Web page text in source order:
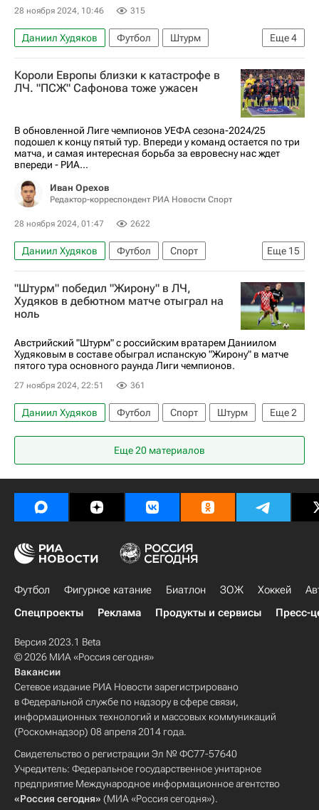
28 ноября 2024, 10:46 315
Еще4
Даниил Худяков Футбол
Штурм
Локомотив (Москва)
Жирона
Юрий Семин
Спорт
Короли Европы близки к катастрофе в
ЛЧ. "ПСЖ" Сафонова тоже ужасен
В обновленной Лиге чемпионов УЕФА сезона-2024/25
подошел к концу пятый тур. Впереди у команд остается по три
матча, и самая интересная борьба за евровесну нас ждет
впереди - РИА...
Иван Орехов
Редактор-корреспондент РИА Новости Спорт
28 ноября 2024, 01:47 2622
Еще 15
Даниил Худяков Футбол
Спорт
Авторы РИА Новости Спорт
Материалы РИА Спорт
Лига чемпионов УЕФА 2026-2027
Пари Сен-Жермен (ПСЖ)
Матвей Сафонов
Александр Головин
Анатолий Трубин
Монако
Реал Мадрид
Ливерпуль
Интер
Килиан Мбаппе
"Штурм" победил "Жирону" в ЛЧ,
Худяков в дебютном матче отыграл на
ноль
Австрийский "Штурм" с российским вратарем Даниилом
Худяковым в составе обыграл испанскую "Жирону" в матче
пятого тура основного раунда Лиги чемпионов.
27 ноября 2024, 22:51 361
Еще2
Даниил Худяков Футбол Спорт
Штурм
Жирона
Лига чемпионов УЕФА 2026-2027
Еще 20 материалов
Футбол Фигурное катание Биатлон ЗОЖ Хоккей
Спецпроекты
Реклама Продукты и сервисы Пресс-
Версия 2023.1 Beta
© 2026 МИА «Россия сегодня»
Вакансии
Сетевое издание РИА Новости зарегистрировано
в Федеральной службе по надзору в сфере связи,
информационных технологий и массовых коммуникаций
(Роскомнадзор) 08 апреля 2014 года.
Свидетельство о регистрации Эл № ФС77-57640
Учредитель: Федеральное государственное унитарное
предприятие Международное информационное агентство
«Россия сегодня» (МИА «Россия сегодня»).